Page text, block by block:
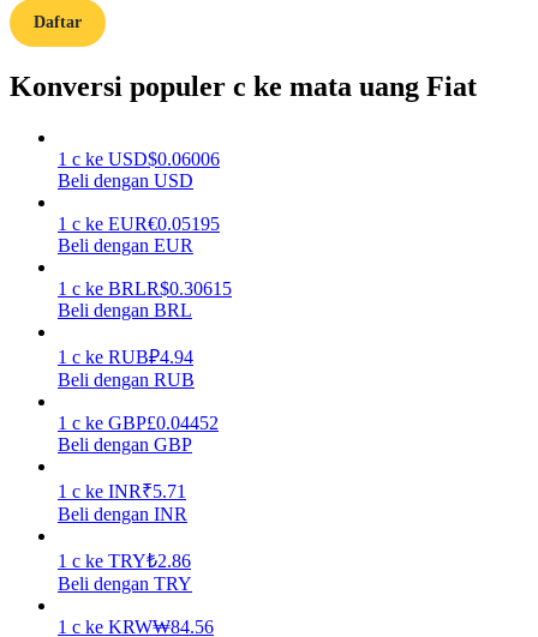
Menghasilkan
Babi Kekuatan
Dapatkan imbalan kompetitif setiap hari
Daftar
Konversi populer c ke mata uang Fiat
1 c ke USD$0.06006
Beli dengan USD
1 c ke EUR€0.05195
Beli dengan EUR
1 c ke BRLR$0.30615
Beli dengan BRL
1 c ke RUB₽4.94
Beli dengan RUB
1 c ke GBP£0.04452
Beli dengan GBP
1 c ke INR₹5.71
Beli dengan INR
1 c ke TRY₺2.86
Beli dengan TRY
1 c ke KRW₩84.56